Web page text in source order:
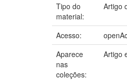
Tipo do
material:
Artigo
Acesso:
Aparece
nas
coleções:
Artigo